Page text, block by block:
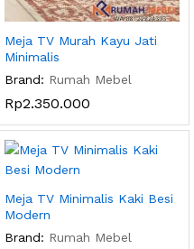
Meja TV Murah Kayu Jati
Minimalis
Brand: Rumah Mebel
Rp2.350.000
Meja TV Minimalis Kaki Besi
Modern
Brand: Rumah Mebel